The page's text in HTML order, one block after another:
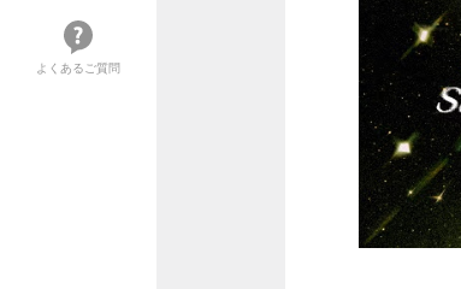
よくあるご質問